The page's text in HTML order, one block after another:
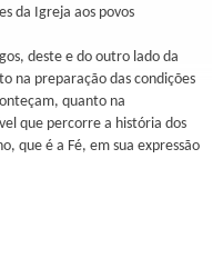
da Igreja aos povos
deste e do outro lado da
na preparação das condições
quanto na
que percorre a história dos
que é a Fé, em sua expressão